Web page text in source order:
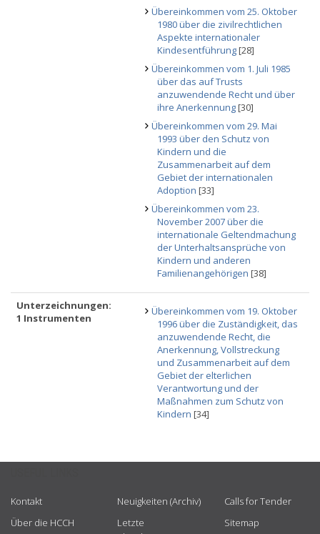
Übereinkommen vom 25. Oktober
1980 über die zivilrechtlichen
Aspekte internationaler
Kindesentführung[28]
Übereinkommen vom 1. Juli 1985
über das auf Trusts
anzuwendende Recht und über
ihre Anerkennung[30]
Übereinkommen vom 29. Mai
1993 über den Schutz von
Kindern und die
Zusammenarbeit auf dem
Gebiet der internationalen
Adoption [33]
Übereinkommen vom 23.
November 2007 über die
internationale Geltendmachung
der Unterhaltsansprüche von
Kindern und anderen
Familienangehörigen [38]
Unterzeichnungen:
1 Instrumenten
Übereinkommen vom 19. Oktober
1996 über die Zuständigkeit, das
anzuwendende Recht, die
Anerkennung, Vollstreckung
und Zusammenarbeit auf dem
Gebiet der elterlichen
Verantwortung und der
Maßnahmen zum Schutz von
Kindern [34]
Kontakt
Über die HCCH
Neuigkeiten (Archiv)
Letzte
Calls for Tender
Sitemap